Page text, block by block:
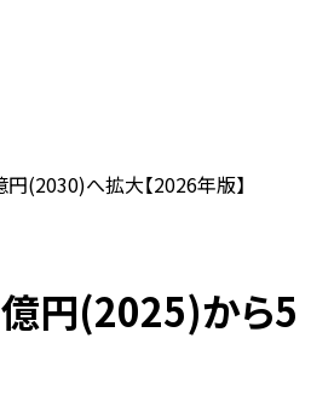
(2030)へ拡大【2026年版】
円(2025)から5